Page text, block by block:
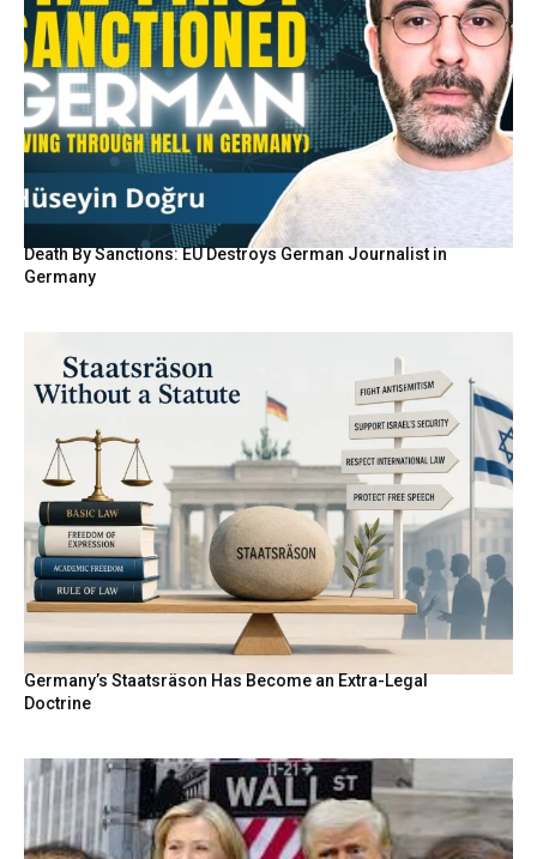
Death By Sanctions: EU Destroys German Journalist in
Germany
Germany’s Staatsräson Has Become an Extra-Legal
Doctrine